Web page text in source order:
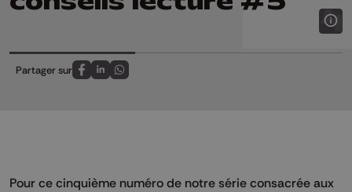
Partager sur
Partagez sur FaceBook
Partagez sur LinkedIn
Partagez sur Whatsapp
Pour ce cinquième numéro de notre série consacrée aux